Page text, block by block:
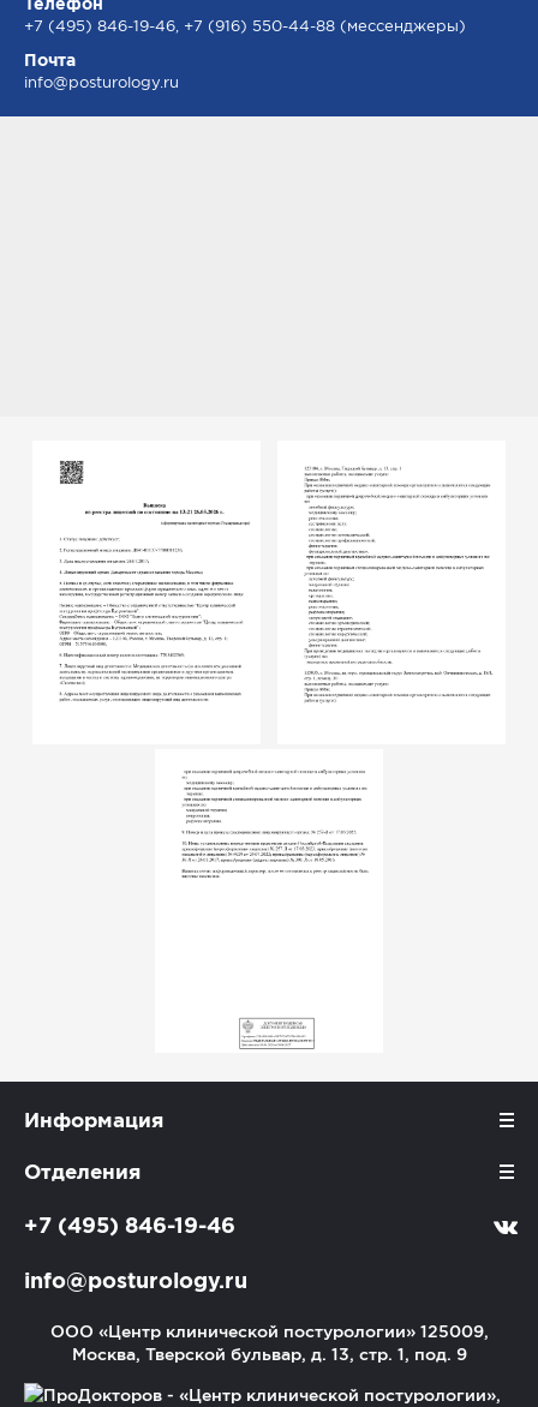
+7 (495) 846-19-46, +7 (916) 550-44-88 (мессенджеры)
Почта
info@posturology.ru
ООО «Центр клинической постурологии» 125009,
Москва, Тверской бульвар, д. 13, стр. 1, под. 9
Информация
Отделения
+7 (495) 846-19-46
info@posturology.ru